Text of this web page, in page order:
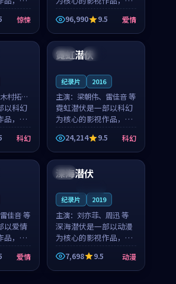
人物成
奏紧
看。
惊悚
绕危机、反转与人物成
长展开，整体节奏紧
凑，值得推荐观看。
96,990 9.5 爱情
村拓哉
以科幻
品，围
人物成
奏紧
看。
科幻
泰国 院线
霓虹潜伏
纪录片 2016
主演： 梁朝伟、雷佳音 等
霓虹潜伏是一部以科幻
为核心的影视作品，围
绕危机、反转与人物成
长展开，整体节奏紧
凑，值得推荐观看。
24,214 9.5 科幻
佳音 等
以爱情
品，围
人物成
奏紧
看。
爱情
中国
深海潜伏
纪录片 2019
主演： 刘亦菲、周迅 等
深海潜伏是一部以动漫
为核心的影视作品，围
绕危机、反转与人物成
长展开，整体节奏紧
凑，值得推荐观看。
7,698 9.5 动漫